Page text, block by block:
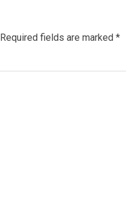
Required fields are marked *